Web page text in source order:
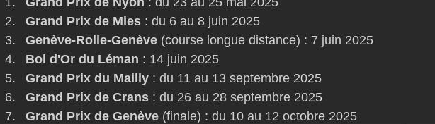
Grand Prix de Mies : du 6 au 8 juin 2025
Genève-Rolle-Genève (course longue distance) : 7 juin 2025
Bol d'Or du Léman : 14 juin 2025
Grand Prix du Mailly : du 11 au 13 septembre 2025
Grand Prix de Crans : du 26 au 28 septembre 2025
Grand Prix de Genève (finale) : du 10 au 12 octobre 2025